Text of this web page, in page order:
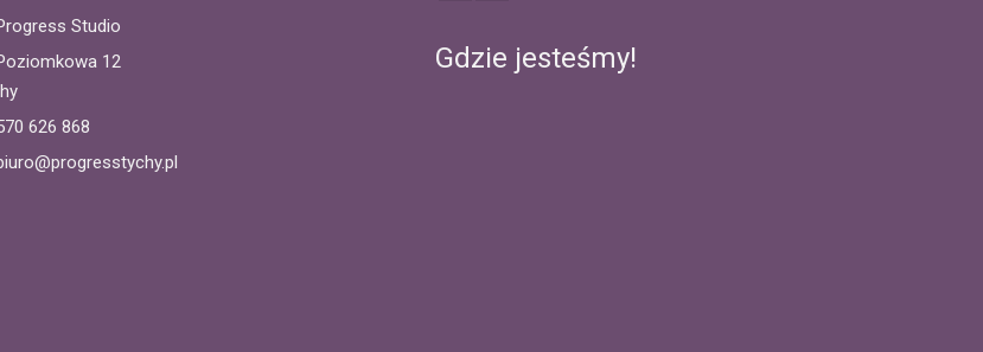
Studio
12
626 868
Gdzie jesteśmy!